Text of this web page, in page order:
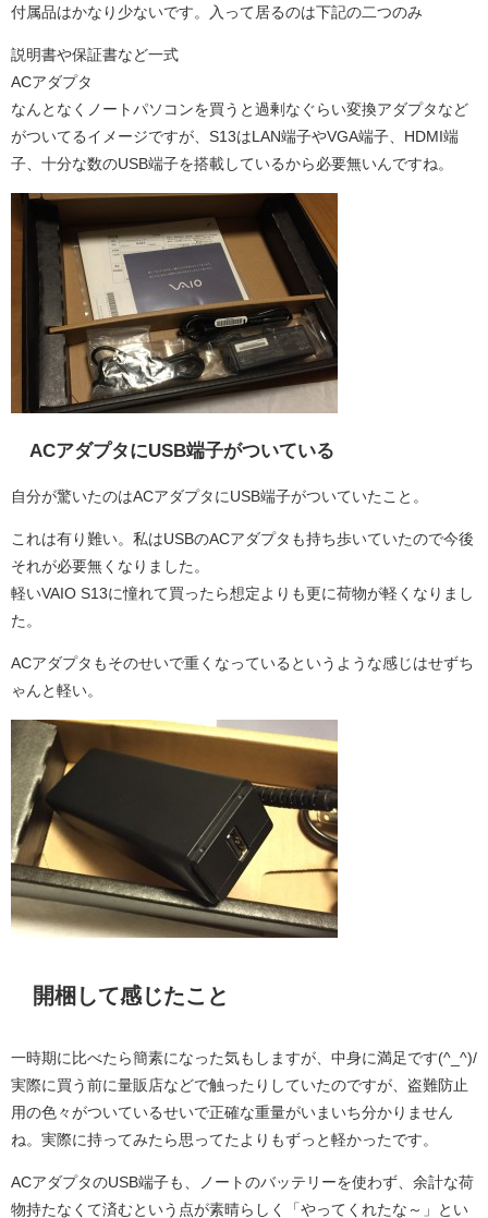
付属品はかなり少ないです。入って居るのは下記の二つのみ
説明書や保証書など一式
ACアダプタ
なんとなくノートパソコンを買うと過剰なぐらい変換アダプタなど
がついてるイメージですが、S13はLAN端子やVGA端子、HDMI端
子、十分な数のUSB端子を搭載しているから必要無いんですね。
ACアダプタにUSB端子がついている
自分が驚いたのはACアダプタにUSB端子がついていたこと。
これは有り難い。私はUSBのACアダプタも持ち歩いていたので今後
それが必要無くなりました。
軽いVAIO S13に憧れて買ったら想定よりも更に荷物が軽くなりまし
た。
ACアダプタもそのせいで重くなっているというような感じはせずち
ゃんと軽い。
開梱して感じたこと
一時期に比べたら簡素になった気もしますが、中身に満足です(^_^)/
実際に買う前に量販店などで触ったりしていたのですが、盗難防止
用の色々がついているせいで正確な重量がいまいち分かりません
ね。実際に持ってみたら思ってたよりもずっと軽かったです。
ACアダプタのUSB端子も、ノートのバッテリーを使わず、余計な荷
物持たなくて済むという点が素晴らしく「やってくれたな～」とい